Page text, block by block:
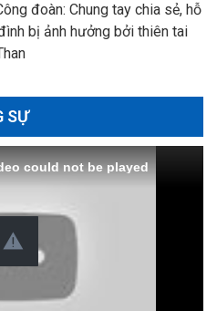
đoàn: Chung tay chia sẻ, hỗ
bị ảnh hưởng bởi thiên tai
SỰ
could not be played